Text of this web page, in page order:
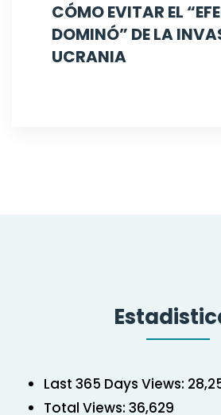
CÓMO EVITAR EL
DOMINÓ” DE LA
UCRANIA
Last 365 Days Views:
Total Views: 36,629